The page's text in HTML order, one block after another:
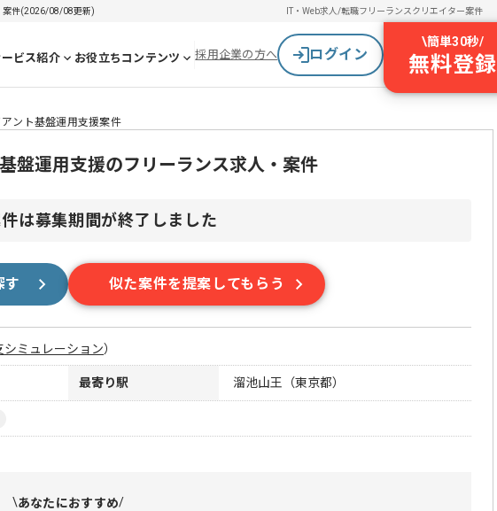
案件(2026/08/08更新) IT・Web求人/転職フリーランスクリエイター案件
ビス紹介 お役立ちコンテンツ 採用企業の方へ ログイン
\簡単30秒/
無料登録
アント基盤運用支援案件
盤運用支援のフリーランス求人・案件
は募集期間が終了しました
す 似た案件を提案してもらう
シミュレーション）
最寄り駅 溜池山王（東京都）
あなたにおすすめ